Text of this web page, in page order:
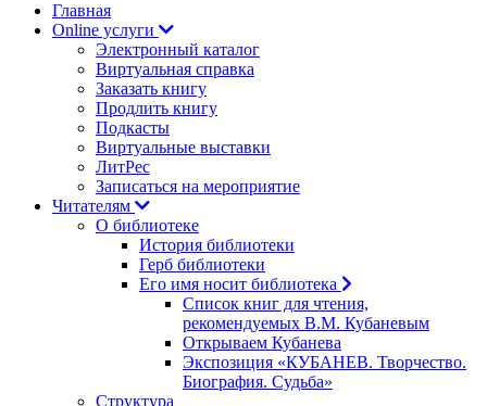
Главная
Online услуги
Электронный каталог
Виртуальная справка
Заказать книгу
Продлить книгу
Подкасты
Виртуальные выставки
ЛитРес
Записаться на мероприятие
Читателям
О библиотеке
История библиотеки
Герб библиотеки
Его имя носит библиотека
Список книг для чтения,
рекомендуемых В.М. Кубаневым
Открываем Кубанева
Экспозиция «КУБАНЕВ. Творчество.
Биография. Судьба»
Структура